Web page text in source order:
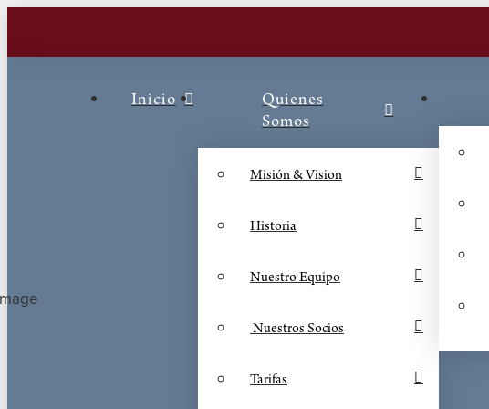
Inicio
Quienes
Somos
Misión & Vision
Historia
Nuestro Equipo
Nuestros Socios
Tarifas